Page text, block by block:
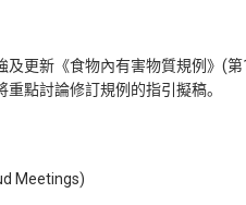
及更新《食物內有害物質規例》(
點討論修訂規例的指引擬稿。
Meetings)